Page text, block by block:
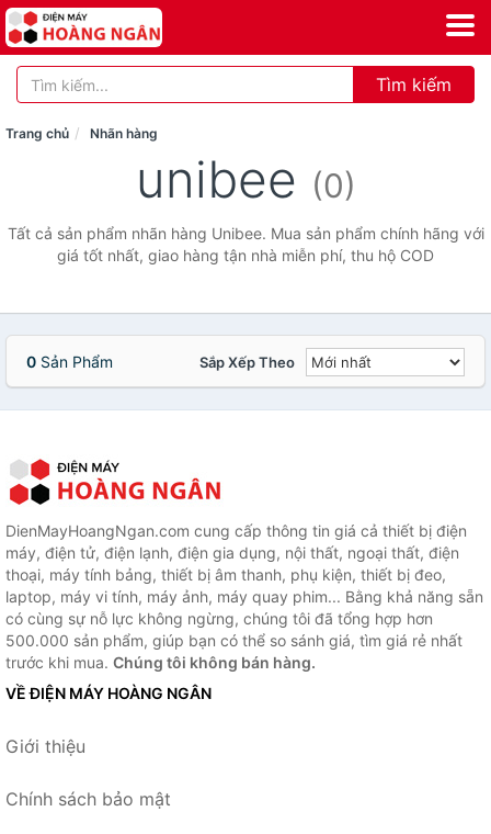
Tìm kiếm
Trang chủ Nhãn hàng
unibee (0)
Tất cả sản phẩm nhãn hàng Unibee. Mua sản phẩm chính hãng với
giá tốt nhất, giao hàng tận nhà miễn phí, thu hộ COD
0 Sản Phẩm Sắp Xếp Theo
DienMayHoangNgan.com cung cấp thông tin giá cả thiết bị điện
máy, điện tử, điện lạnh, điện gia dụng, nội thất, ngoại thất, điện
thoại, máy tính bảng, thiết bị âm thanh, phụ kiện, thiết bị đeo,
laptop, máy vi tính, máy ảnh, máy quay phim... Bằng khả năng sẵn
có cùng sự nỗ lực không ngừng, chúng tôi đã tổng hợp hơn
500.000 sản phẩm, giúp bạn có thể so sánh giá, tìm giá rẻ nhất
trước khi mua. Chúng tôi không bán hàng.
VỀ ĐIỆN MÁY HOÀNG NGÂN
Giới thiệu
Chính sách bảo mật